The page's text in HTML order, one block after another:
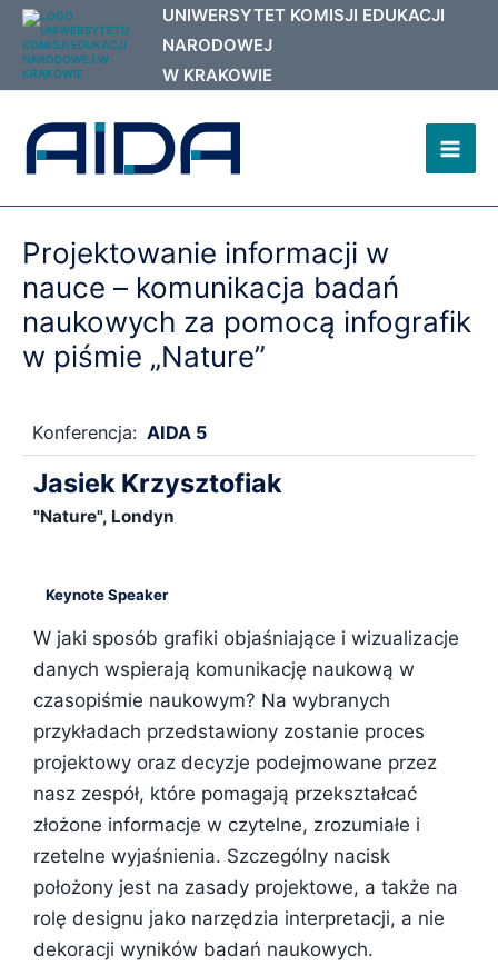
Przejdź
treści
Projektowanie informacji w
nauce – komunikacja badań
naukowych za pomocą infografik
w piśmie „Nature”
Konferencja: AIDA 5
Jasiek Krzysztofiak
"Nature", Londyn
Keynote Speaker
W jaki sposób grafiki objaśniające i wizualizacje
danych wspierają komunikację naukową w
czasopiśmie naukowym? Na wybranych
przykładach przedstawiony zostanie proces
projektowy oraz decyzje podejmowane przez
nasz zespół, które pomagają przekształcać
złożone informacje w czytelne, zrozumiałe i
rzetelne wyjaśnienia. Szczególny nacisk
położony jest na zasady projektowe, a także na
rolę designu jako narzędzia interpretacji, a nie
dekoracji wyników badań naukowych.